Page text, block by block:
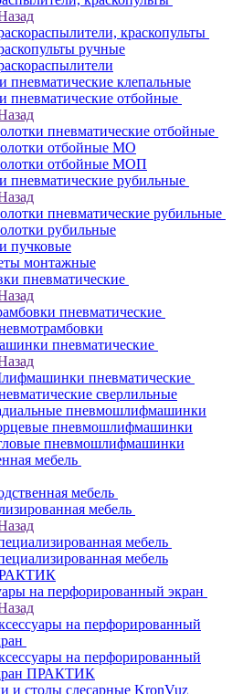
краскопульты
ручные
пневматические клепальные
пневматические отбойные
пневматические отбойные
отбойные МО
отбойные МОП
пневматические рубильные
пневматические рубильные
рубильные
пучковые
монтажные
пневматические
пневматические
пневматические
пневматические
сверлильные
пневмошлифмашинки
пневмошлифмашинки
пневмошлифмашинки
мебель
мебель
мебель
мебель
мебель
на перфорированный экран
на перфорированный
на перфорированный
ПРАКТИК
и столы слесарные KronVuz